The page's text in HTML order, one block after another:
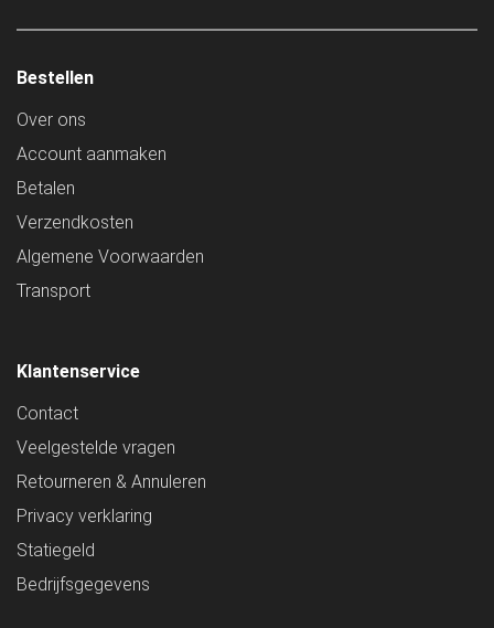
Bestellen
Over ons
Account aanmaken
Betalen
Verzendkosten
Algemene Voorwaarden
Transport
Klantenservice
Contact
Veelgestelde vragen
Retourneren & Annuleren
Privacy verklaring
Statiegeld
Bedrijfsgegevens